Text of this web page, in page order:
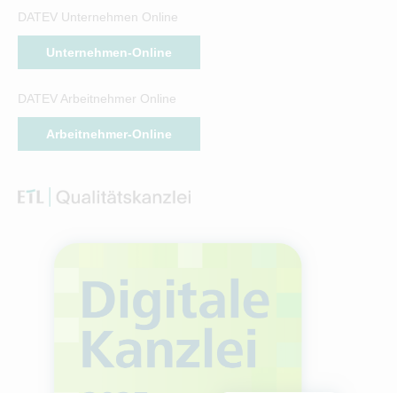
DATEV Unternehmen Online
Unternehmen-Online
DATEV Arbeitnehmer Online
Arbeitnehmer-Online